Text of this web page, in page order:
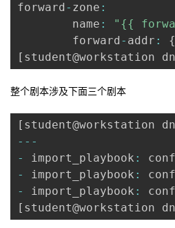
forward - zone :
        name
:
"{{
        forward
- addr : {
[ student@workstation
整个剧本涉及下面三个剧本
[ student@workstation
-- -
-
import_playbook :
-
import_playbook :
-
import_playbook :
[ student@workstation